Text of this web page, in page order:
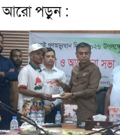
আরো পড়ুন :